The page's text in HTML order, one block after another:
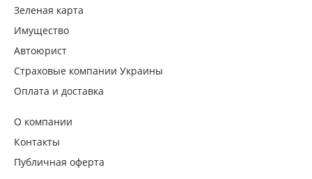
ЮНИВЕС
Зеленая карта
Имущество
Автоюрист
Страховые компании Украины
Оплата и доставка
О компании
Контакты
Публичная оферта